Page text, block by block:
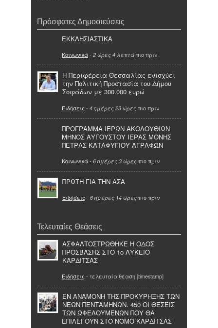
Πρόσφατες Δημοσιεύσεις
ΕΚΚΛΗΣΙΑΣΤΙΚΑ
Κοινωνικά- 2 ώρες 4 λεπτά πιο πριν
Η Περιφέρεια Θεσσαλίας ενισχύει
την Πολιτική Προστασία του Δήμου
Σοφάδων με 300.000 ευρώ
Ειδήσεις - 4 ημέρες 23 ώρες πιο πριν
ΠΡΟΓΡΑΜΜΑ ΙΕΡΩΝ ΑΚΟΛΟΥΘΙΩΝ
ΜΗΝΟΣ ΑΥΓΟΥΣΤΟΥ ΙΕΡΑΣ ΜΟΝΗΣ
ΠΕΤΡΑΣ ΚΑΤΑΦΥΓΙΟΥ ΑΓΡΑΦΩΝ
Κοινωνικά- 6 ημέρες 3 ώρες πιο πριν
ΠΡΩΤΗ ΓΙΑ ΤΗΝ ΑΣΑ
Ειδήσεις - 6 ημέρες 14 ώρες πιο πριν
Τελευταίες Θεάσεις
ΑΣΦΑΛΤΟΣΤΡΩΘΗΚΕ Η ΟΔΟΣ
ΠΡΟΣΒΑΣΗΣ ΣΤΟ 1o ΛΥΚΕΙΟ
ΚΑΡΔΙΤΣΑΣ
Ειδήσεις - τελευταία θέαση [timestamp]
EN ANAMONH THΣ ΠΡΟΚΥΡΗΞΗΣ ΤΩΝ
ΝΕΩΝ ΠΕΝΤΑΜΗΝΩΝ. 450 ΟΙ ΘΕΣΕΙΣ
ΤΩΝ ΩΦΕΛΟΥΜΕΝΩΝ ΠΟΥ ΘΑ
ΕΠΙΛΕΓΟΥΝ ΣΤΟ ΝΟΜΟ ΚΑΡΔΙΤΣΑΣ